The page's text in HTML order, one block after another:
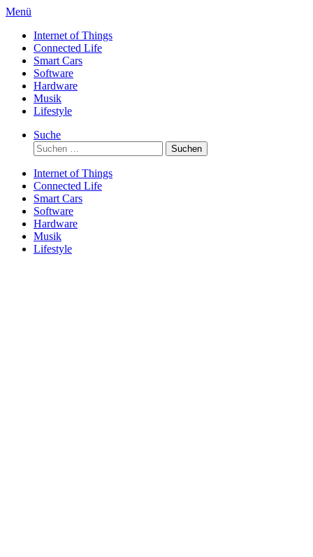
Direkt
Inhalt
Menü
Internet of Things
Connected Life
Smart Cars
Software
Hardware
Musik
Lifestyle
Suche
Suchen
nach:
Internet of Things
Connected Life
Smart Cars
Software
Hardware
Musik
Lifestyle